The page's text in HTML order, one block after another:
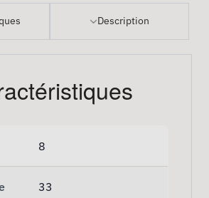
Description
8
33